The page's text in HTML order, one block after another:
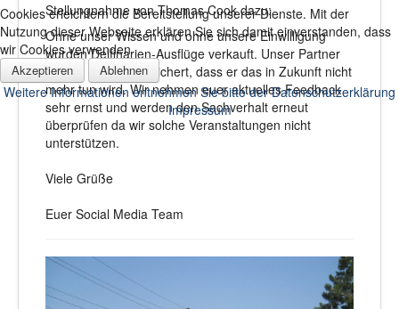
Stellungnahme von Thomas Cook dazu:
Ohne unser Wissen und ohne unsere Einwilligung
wurden Delfinarien-Ausflüge verkauft. Unser Partner
vor Ort hat uns versichert, dass er das in Zukunft nicht
mehr tun wird. Wir nehmen euer aktuelles Feedback
sehr ernst und werden den Sachverhalt erneut
überprüfen da wir solche Veranstaltungen nicht
unterstützen.
Viele Grüße
Euer Social Media Team
Cookies erleichtern die Bereitstellung unserer Dienste. Mit der
Nutzung dieser Webseite erklären Sie sich damit einverstanden, dass
wir Cookies verwenden
Akzeptieren Ablehnen
Weitere Informationen entnehmen Sie bitte der Datenschutzerklärung
Impressum